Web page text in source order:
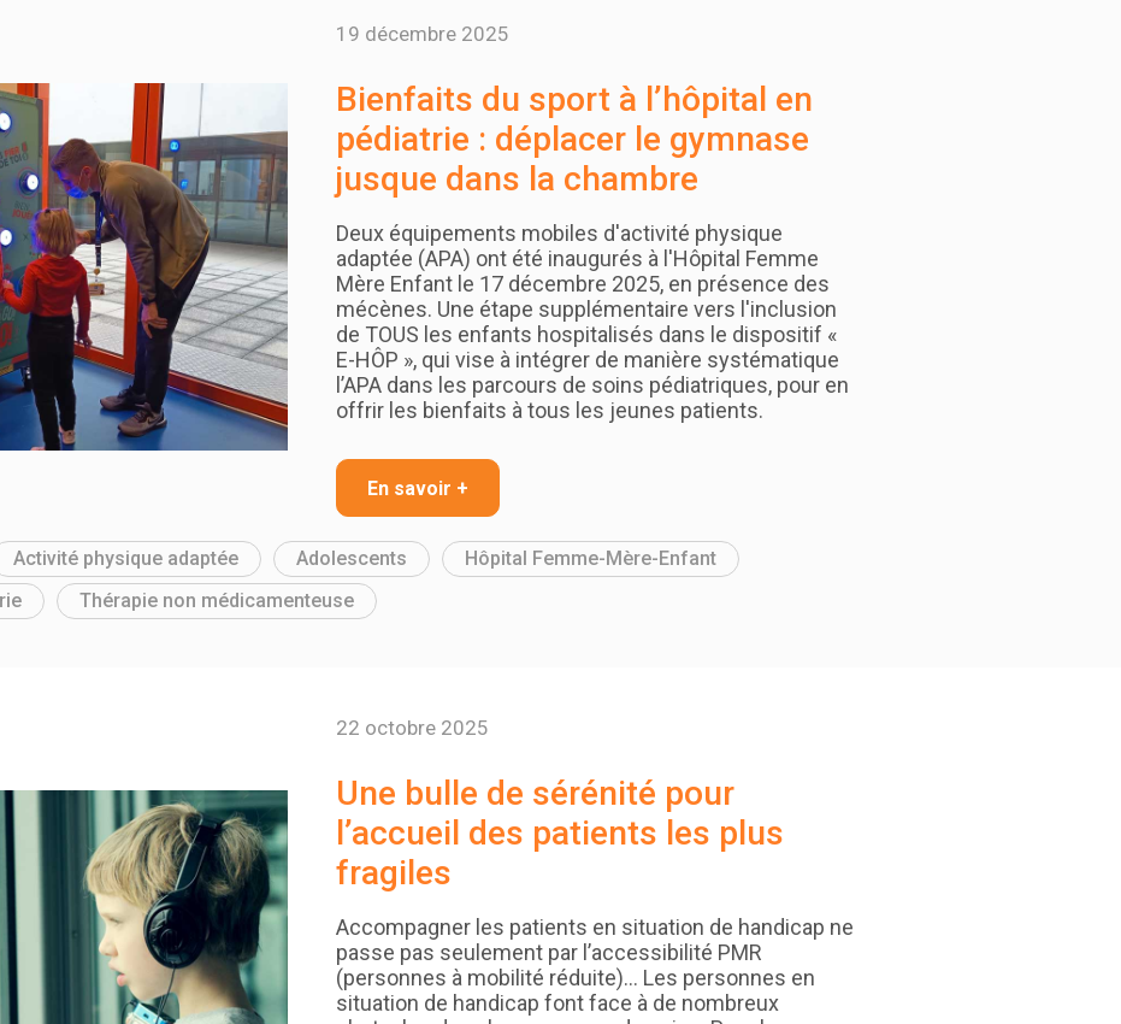
19 décembre 2025
Bienfaits du sport à l’hôpital en
pédiatrie : déplacer le gymnase
jusque dans la chambre
Deux équipements mobiles d'activité physique
adaptée (APA) ont été inaugurés à l'Hôpital Femme
Mère Enfant le 17 décembre 2025, en présence des
mécènes. Une étape supplémentaire vers l'inclusion
de TOUS les enfants hospitalisés dans le dispositif «
E-HÔP », qui vise à intégrer de manière systématique
l’APA dans les parcours de soins pédiatriques, pour en
offrir les bienfaits à tous les jeunes patients.
En savoir +
Activité physique adaptée Adolescents
Hôpital Femme-Mère-Enfant
Thérapie non médicamenteuse
22 octobre 2025
Une bulle de sérénité pour
l’accueil des patients les plus
fragiles
Accompagner les patients en situation de handicap ne
passe pas seulement par l’accessibilité PMR
(personnes à mobilité réduite)… Les personnes en
situation de handicap font face à de nombreux